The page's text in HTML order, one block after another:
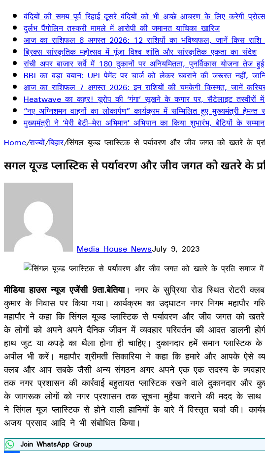
बंदियों की समय पूर्व रिहाई दूसरे बंदियों को भी अच्छे आचरण के लिए करेगी
दुर्लभ पैंगोलिन तस्करी मामले में आरोपी की जमानत याचिका खारिज
आज का राशिफल 8 अगस्त 2026: 12 राशियों का भविष्यफल, जानें किस
ब्रिक्स सांस्कृतिक महोत्सव में गूंजा विश्व शांति और सांस्कृतिक एकता का संदेश
रांची अपर बाजार सर्वे में 180 दुकानों पर अनियमितता, पुनर्विकास योजना तेज हुई
RBI का बड़ा बयान: UPI पेमेंट पर चार्ज को लेकर घबराने की जरूरत नहीं,
आज का राशिफल 7 अगस्त 2026: इन राशियों की चमकेगी किस्मत, जानें
Heatwave का कहर! यूरोप की ‘गंगा’ सूखने के कगार पर, सैटेलाइट तस्वीरों में
“नए अग्निशमन वाहनों का लोकार्पण” कार्यक्रम में सम्मिलित हुए मुख्यमंत्री हेमन्त
मुख्यमंत्री ने ‘मेरी बेटी–मेरा अभिमान’ अभियान का किया शुभारंभ, बेटियों के
Home/राज्यों/बिहार/सिंगल यूज्ड प्लास्टिक से पर्यावरण और जीव जगत को खतरे के
सिंगल यूज्ड प्लास्टिक से पर्यावरण और जीव जगत को खतरे के
Media House NewsJuly 9, 2023
Facebook
LinkedIn
WhatsApp
Telegram
मीडिया हाउस न्यूज एजेंसी 9ता.बेतिया। नगर के सुप्रिया रोड स्थित रोटरी
कुमार के निवास पर किया गया। कार्यक्रम का उद्घाटन नगर निगम
महापौर ने कहा कि सिंगल यूज्ड प्लास्टिक से पर्यावरण और जीव जगत
के लोगों को अपने अपने दैनिक जीवन में व्यवहार परिवर्तन की आदत
हाथ जुट या कपड़े का थैला होना ही चाहिए। दुकानदार हमें समान
अपील भी करें। महापौर श्रीमती सिकारिया ने कहा कि हमारे और आपके ऐसे
क्लब और आप सबके जैसी अन्य संगठन अगर अपने एक एक सदस्य के व्यवहार
तक नगर प्रशासन की कार्रवाई बहुतायत प्लास्टिक रखने वाले दुकानदार और
के जागरूक लोगों को नगर प्रशासन तक सूचना मुहैया कराने की मदद के साथ
ने सिंगल यूज प्लास्टिक से होने वाली हानियों के बारे में विस्तृत चर्चा की।
अजय प्रसाद आदि ने भी संबोधित किया।
Join WhatsApp Group